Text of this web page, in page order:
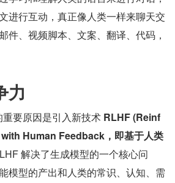
进行互动，真正像人类一样来聊天交
件、视频脚本、文案、翻译、代码，
力
要原因是引入新技术 RLHF (Reinf
Human Feedback，即基于人类
解决了生成模型的一个核心问
模型的产出和人类的常识、认知、需